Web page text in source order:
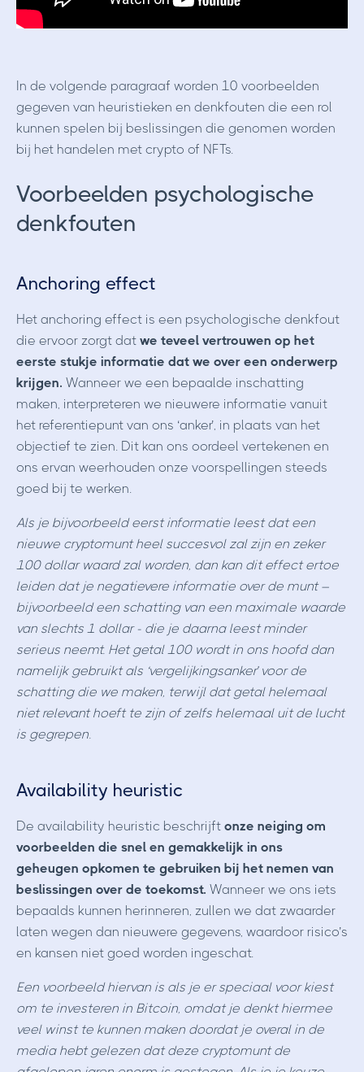
In de volgende paragraaf worden 10 voorbeelden
gegeven van heuristieken en denkfouten die een rol
kunnen spelen bij beslissingen die genomen worden
bij het handelen met crypto of NFTs.
Voorbeelden psychologische
denkfouten
Anchoring effect
Het anchoring effect is een psychologische denkfout
die ervoor zorgt dat we teveel vertrouwen op het
eerste stukje informatie dat we over een onderwerp
krijgen. Wanneer we een bepaalde inschatting
maken, interpreteren we nieuwere informatie vanuit
het referentiepunt van ons ‘anker’, in plaats van het
objectief te zien. Dit kan ons oordeel vertekenen en
ons ervan weerhouden onze voorspellingen steeds
goed bij te werken.
Als je bijvoorbeeld eerst informatie leest dat een
nieuwe cryptomunt heel succesvol zal zijn en zeker
100 dollar waard zal worden, dan kan dit effect ertoe
leiden dat je negatievere informatie over de munt –
bijvoorbeeld een schatting van een maximale waarde
van slechts 1 dollar - die je daarna leest minder
serieus neemt. Het getal 100 wordt in ons hoofd dan
namelijk gebruikt als ‘vergelijkingsanker’ voor de
schatting die we maken, terwijl dat getal helemaal
niet relevant hoeft te zijn of zelfs helemaal uit de lucht
is gegrepen.
Availability heuristic
De availability heuristic beschrijft onze neiging om
voorbeelden die snel en gemakkelijk in ons
geheugen opkomen te gebruiken bij het nemen van
beslissingen over de toekomst. Wanneer we ons iets
bepaalds kunnen herinneren, zullen we dat zwaarder
laten wegen dan nieuwere gegevens, waardoor risico’s
en kansen niet goed worden ingeschat.
Een voorbeeld hiervan is als je er speciaal voor kiest
om te investeren in Bitcoin, omdat je denkt hiermee
veel winst te kunnen maken doordat je overal in de
media hebt gelezen dat deze cryptomunt de